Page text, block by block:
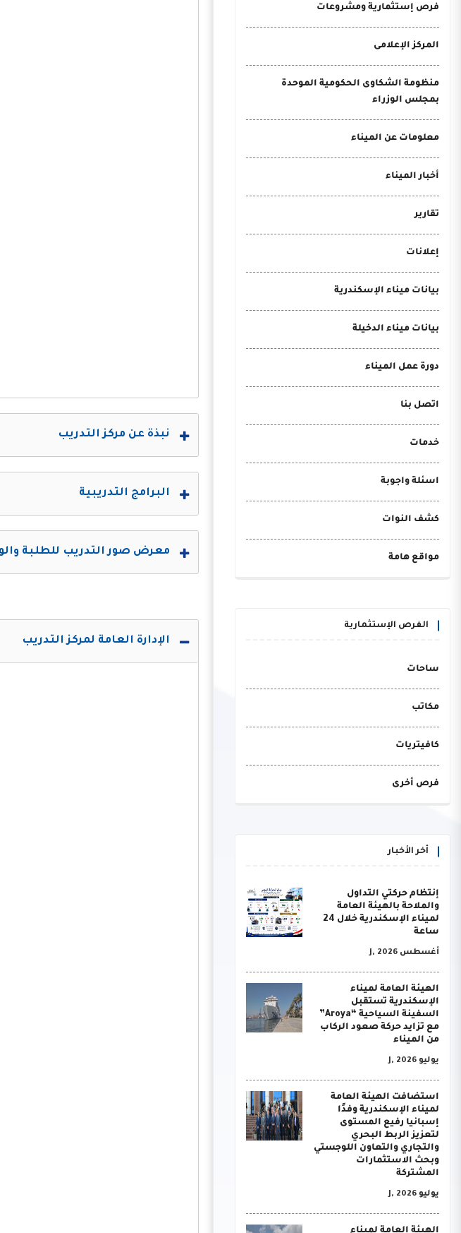
فرص إستثمارية ومشروعات
المركز الإعلامى
منظومة الشكاوى الحكومية الموحدة
بمجلس الوزراء
معلومات عن الميناء
أخبار الميناء
تقارير
إعلانات
بيانات ميناء الإسكندرية
بيانات ميناء الدخيلة
دورة عمل الميناء
اتصل بنا
خدمات
اسئلة واجوبة
كشف النوات
مواقع هامة
الفرص الإستثمارية
ساحات
مكاتب
كافيتريات
فرص أخرى
أخر الأخبار
إنتظام حركتي التداول
والملاحة بالهيئة العامة
لميناء الإسكندرية خلال 24
ساعة
أغسطس J, 2026
الهيئة العامة لميناء
الإسكندرية تستقبل
السفينة السياحية “Aroya”
مع تزايد حركة صعود الركاب
من الميناء
يوليو J, 2026
استضافت الهيئة العامة
لميناء الإسكندرية وفدًا
إسبانيا رفيع المستوى
لتعزيز الربط البحري
والتجاري والتعاون اللوجستي
وبحث الاستثمارات
المشتركة
يوليو J, 2026
الهيئة العامة لميناء
نبذة عن مركز التدريب
البرامج التدريبية
معرض صور التدريب للطلبة
الإدارة العامة لمركز التدريب